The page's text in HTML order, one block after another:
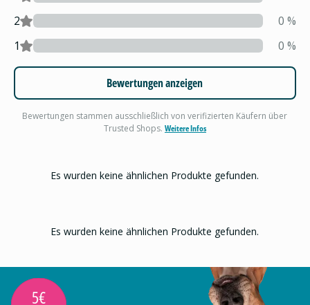
2
0 %
1
0 %
Bewertungen anzeigen
Bewertungen stammen ausschließlich von verifizierten Käufern über
Trusted Shops. Weitere Infos
Es wurden keine ähnlichen Produkte gefunden.
Es wurden keine ähnlichen Produkte gefunden.
5€